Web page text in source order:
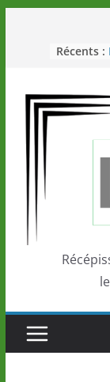
Récents :